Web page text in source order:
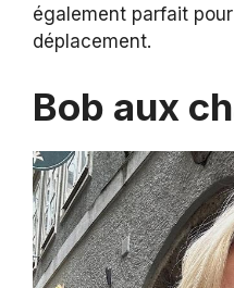
également parfait
déplacement.
Bob aux